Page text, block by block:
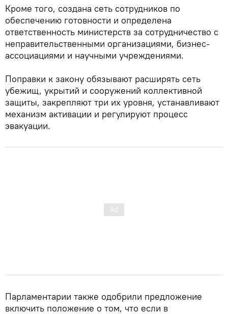
Кроме того, создана сеть сотрудников по
обеспечению готовности и определена
ответственность министерств за сотрудничество с
неправительственными организациями, бизнес-
ассоциациями и научными учреждениями.
Поправки к закону обязывают расширять сеть
убежищ, укрытий и сооружений коллективной
защиты, закрепляют три их уровня, устанавливают
механизм активации и регулируют процесс
эвакуации.
Парламентарии также одобрили предложение
включить положение о том, что если в